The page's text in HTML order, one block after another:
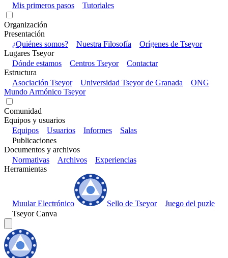
Mis primeros pasos
Tutoriales
Organización
Presentación
¿Quiénes somos?
Nuestra Filosofía
Orígenes de Tseyor
Lugares Tseyor
Dónde estamos
Centros Tseyor
Contactar
Estructura
Asociación Tseyor
Universidad Tseyor de Granada
ONG
Mundo Armónico Tseyor
Comunidad
Equipos y usuarios
Equipos
Usuarios Informes
Salas
Publicaciones
Documentos y archivos
Normativas
Archivos
Experiencias
Herramientas
Muular Electrónico Sello de Tseyor
Juego del puzle
Tseyor Canva